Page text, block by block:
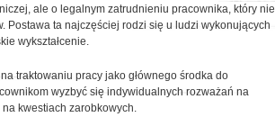
ale o legalnym zatrudnieniu pracownika, który nie
Postawa ta najczęściej rodzi się u ludzi wykonujących
wykształcenie.
traktowaniu pracy jako głównego środka do
wyzbyć się indywidualnych rozważań na
kwestiach zarobkowych.